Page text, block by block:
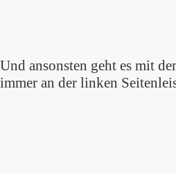
Und ansonsten geht es mit
immer an der linken